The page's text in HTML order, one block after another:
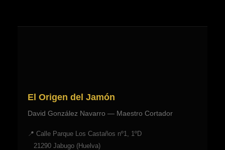
El Origen del Jamón
David González Navarro — Maestro Cortador
📍 Calle Parque Los Castaños nº1, 1ºD
21290 Jabugo (Huelva)